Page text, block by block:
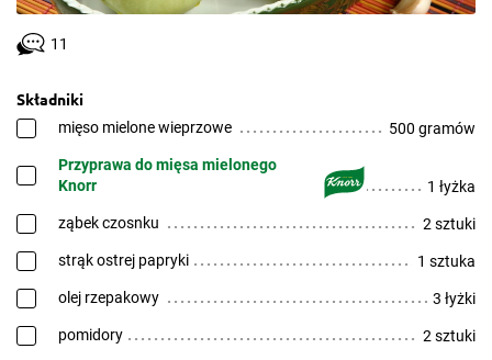
11
Składniki
mięso mielone wieprzowe 500 gramów
Przyprawa do mięsa mielonego
Knorr
1 łyżka
ząbek czosnku 2 sztuki
strąk ostrej papryki 1 sztuka
olej rzepakowy 3 łyżki
pomidory 2 sztuki